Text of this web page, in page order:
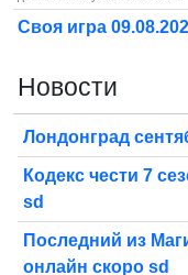
Своя игра
Новости
Лондонград
Кодекс чести 7
sd
Последний из
онлайн скоро sd